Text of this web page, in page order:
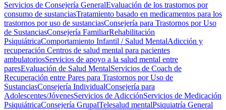
Servicios de Consejería GeneralEvaluación de los trastornos por
consumo de sustanciasTratamiento basado en medicamentos para los
trastornos por uso de sustanciasConsejería para Trastornos por Uso
de SustanciasConsejería FamiliarRehabilitación
PsiquiátricaComportamiento Infantil / Salud MentalAdicción y
recuperación Centros de salud mental para pacientes
ambulatoriosServicios de apoyo a la salud mental entre
paresEvaluación de Salud MentalServicios de Coach de
Recuperación entre Pares para Trastornos por Uso de
SustanciasConsejería IndividualConsejería para
Adolescentes/JóvenesServicios de AdicciónServicios de Medicación
PsiquiátricaConsejería GrupalTelesalud mentalPsiquiatría General